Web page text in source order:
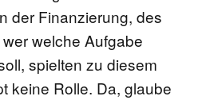
der Finanzierung, des
welche Aufgabe
spielten zu diesem
keine Rolle. Da, glaube